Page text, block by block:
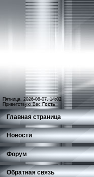
Пятница, 2026-08-07, 14:02
Приветствую Вас Гость
Главная страница
Новости
Форум
Обратная связь